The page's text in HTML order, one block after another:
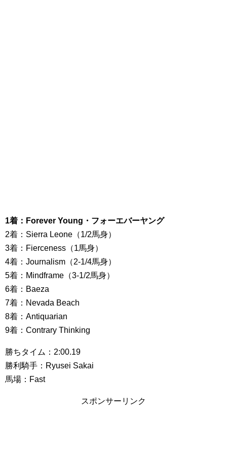
1着：Forever Young・フォーエバーヤング
2着：Sierra Leone（1/2馬身）
3着：Fierceness（1馬身）
4着：Journalism（2-1/4馬身）
5着：Mindframe（3-1/2馬身）
6着：Baeza
7着：Nevada Beach
8着：Antiquarian
9着：Contrary Thinking
勝ちタイム：2:00.19
勝利騎手：Ryusei Sakai
馬場：Fast
スポンサーリンク